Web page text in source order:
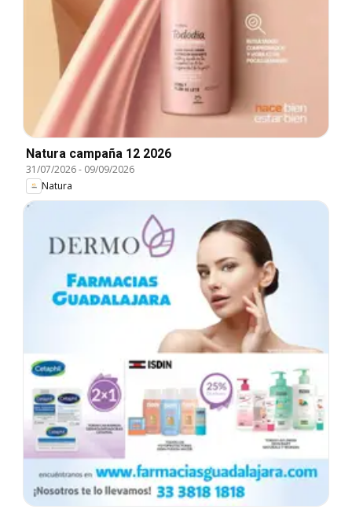
Natura campaña 12 2026
31/07/2026- 09/09/2026
Natura